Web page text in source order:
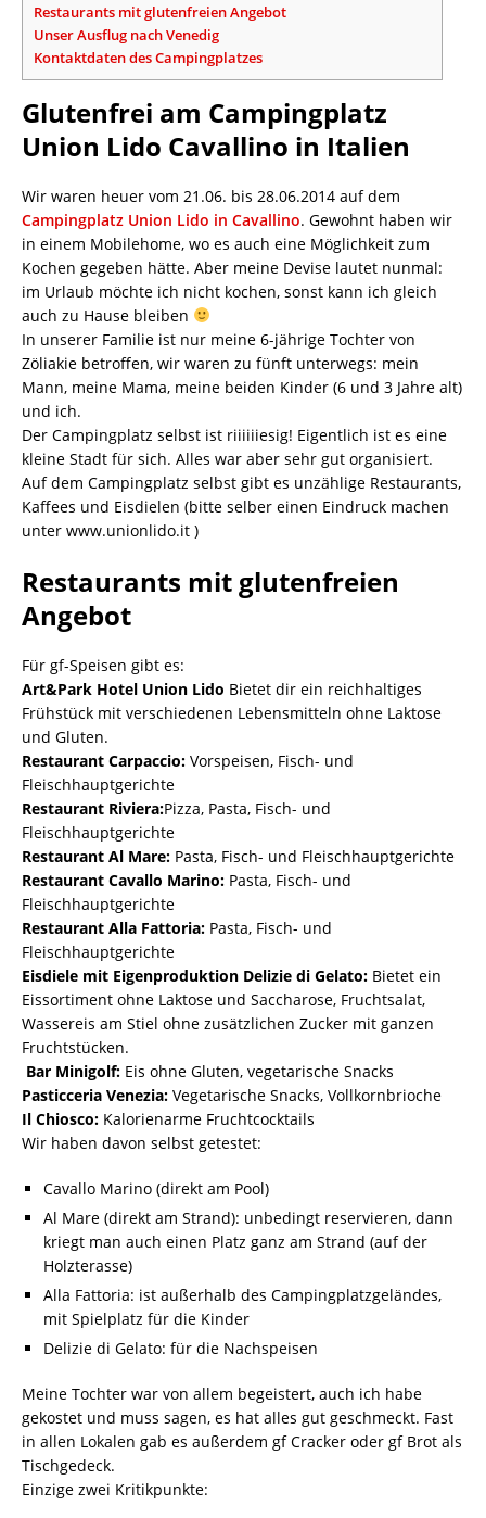
Restaurants mit glutenfreien Angebot
Unser Ausflug nach Venedig
Kontaktdaten des Campingplatzes
Glutenfrei am Campingplatz
Union Lido Cavallino in Italien
Wir waren heuer vom 21.06. bis 28.06.2014 auf dem
Campingplatz Union Lido in Cavallino. Gewohnt haben wir
in einem Mobilehome, wo es auch eine Möglichkeit zum
Kochen gegeben hätte. Aber meine Devise lautet nunmal:
im Urlaub möchte ich nicht kochen, sonst kann ich gleich
auch zu Hause bleiben
In unserer Familie ist nur meine 6-jährige Tochter von
Zöliakie betroffen, wir waren zu fünft unterwegs: mein
Mann, meine Mama, meine beiden Kinder (6 und 3 Jahre alt)
und ich.
Der Campingplatz selbst ist riiiiiiesig! Eigentlich ist es eine
kleine Stadt für sich. Alles war aber sehr gut organisiert.
Auf dem Campingplatz selbst gibt es unzählige Restaurants,
Kaffees und Eisdielen (bitte selber einen Eindruck machen
unter www.unionlido.it )
Restaurants mit glutenfreien
Angebot
Für gf-Speisen gibt es:
Art&Park Hotel Union Lido Bietet dir ein reichhaltiges
Frühstück mit verschiedenen Lebensmitteln ohne Laktose
und Gluten.
Restaurant Carpaccio: Vorspeisen, Fisch- und
Fleischhauptgerichte
Restaurant Riviera:Pizza, Pasta, Fisch- und
Fleischhauptgerichte
Restaurant Al Mare: Pasta, Fisch- und Fleischhauptgerichte
Restaurant Cavallo Marino: Pasta, Fisch- und
Fleischhauptgerichte
Restaurant Alla Fattoria: Pasta, Fisch- und
Fleischhauptgerichte
Eisdiele mit Eigenproduktion Delizie di Gelato: Bietet ein
Eissortiment ohne Laktose und Saccharose, Fruchtsalat,
Wassereis am Stiel ohne zusätzlichen Zucker mit ganzen
Fruchtstücken.
Bar Minigolf: Eis ohne Gluten, vegetarische Snacks
Pasticceria Venezia: Vegetarische Snacks, Vollkornbrioche
Il Chiosco: Kalorienarme Fruchtcocktails
Wir haben davon selbst getestet:
Cavallo Marino (direkt am Pool)
Al Mare (direkt am Strand): unbedingt reservieren, dann
kriegt man auch einen Platz ganz am Strand (auf der
Holzterasse)
Alla Fattoria: ist außerhalb des Campingplatzgeländes,
mit Spielplatz für die Kinder
Delizie di Gelato: für die Nachspeisen
Meine Tochter war von allem begeistert, auch ich habe
gekostet und muss sagen, es hat alles gut geschmeckt. Fast
in allen Lokalen gab es außerdem gf Cracker oder gf Brot als
Tischgedeck.
Einzige zwei Kritikpunkte: